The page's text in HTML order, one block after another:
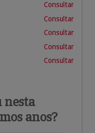
Consultar
Consultar
Consultar
Consultar
Consultar
nesta
anos?